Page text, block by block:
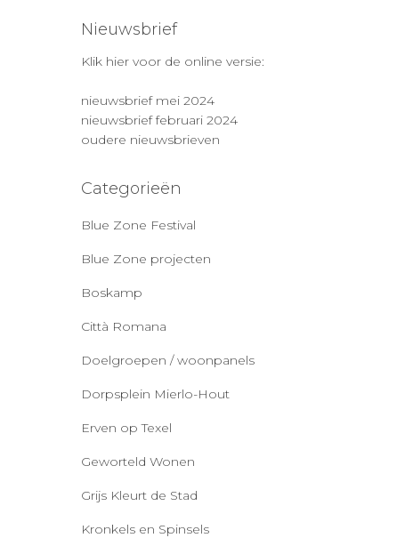
Nieuwsbrief
Klik hier voor de online versie:
nieuwsbrief mei 2024
nieuwsbrief februari 2024
oudere nieuwsbrieven
Categorieën
Blue Zone Festival
Blue Zone projecten
Boskamp
Città Romana
Doelgroepen / woonpanels
Dorpsplein Mierlo-Hout
Erven op Texel
Geworteld Wonen
Grijs Kleurt de Stad
Kronkels en Spinsels